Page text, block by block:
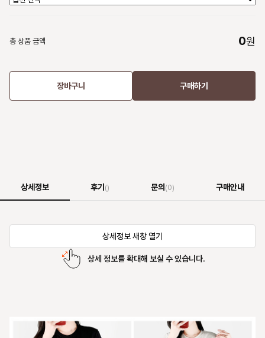
총 상품 금액 0원
장바구니 구매하기
상세정보 후기 () 문의 (0) 구매안내
상세정보 새창 열기
상세 정보를 확대해 보실 수 있습니다.